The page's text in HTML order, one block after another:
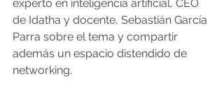
experto en inteligencia artificial, CEO
de Idatha y docente, Sebastián García
Parra sobre el tema y compartir
además un espacio distendido de
networking.